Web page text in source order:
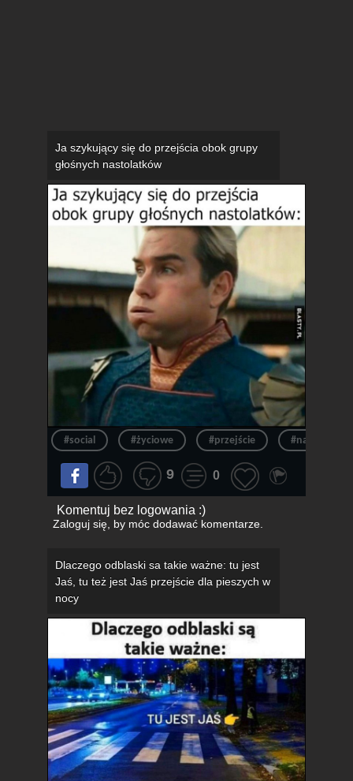
Ja szykujący się do przejścia obok grupy
głośnych nastolatków
#social #życiowe #przejście #nastolatki
9 0
Komentuj bez logowania :)
Zaloguj się, by móc dodawać komentarze.
Dlaczego odblaski sa takie ważne: tu jest
Jaś, tu też jest Jaś przejście dla pieszych w
nocy